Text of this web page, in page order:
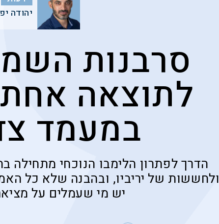
יהודה
סרבנות
לתוצאה
במעמד
הדרך לפתרון הלימבו הנוכחי
ולחששות של יריביו, ובהבנה שלא כל
יש מי שעמלים על